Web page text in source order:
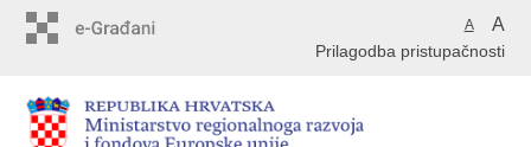
A A
Prilagodba pristupačnosti